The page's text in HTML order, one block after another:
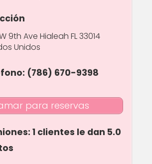
9th Ave Hialeah FL 33014
Unidos
(786) 670-9398
para reservas
1 clientes le dan 5.0